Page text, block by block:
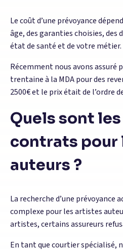
Le coût d’une prévoyance
âge, des garanties choisies, des
état de santé et de votre métier.
Récemment nous avons assuré
trentaine à la MDA pour des
2500€ et le prix était de l’ordre
Quels sont
contrats pour
auteurs ?
La recherche d’une prévoyance
complexe pour les artistes
artistes, certains assureurs
En tant que courtier spécialisé,